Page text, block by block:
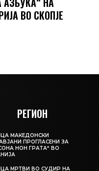
ВО СКОПЈЕ
РЕГИОН
МАКЕДОНСКИ
ПРОГЛАСЕНИ ЗА
НОН ГРАТА“ ВО
МРТВИ ВО СУДИР НА